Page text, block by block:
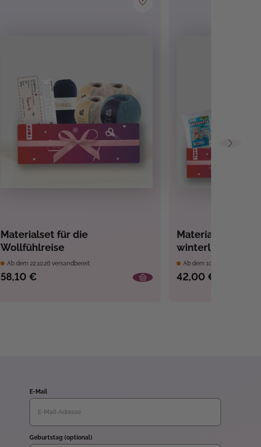
Materialset für die
Wollfühlreise
Ab dem 22.10.26 versandbereit
58,10 €
Materialset für
winterlichen
Ab dem 10.09.26
42,00 €
E-Mail
Geburtstag (optional)